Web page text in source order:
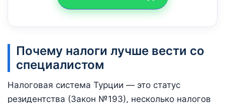
Почему налоги лучше вести со
специалистом
Налоговая система Турции — это статус
резидентства (Закон №193), несколько налогов